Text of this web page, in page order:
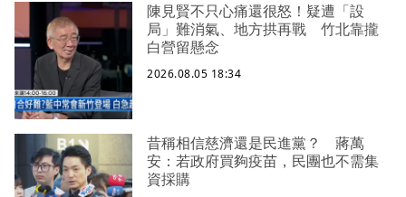
陳見賢不只心痛還很怒！疑遭「設
局」難消氣、地方拱再戰 竹北靠攏
白營留懸念
2026.08.05 18:34
昔稱相信慈濟還是民進黨？ 蔣萬
安：若政府買夠疫苗，民團也不需集
資採購